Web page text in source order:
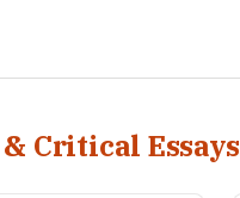
Critical Essays